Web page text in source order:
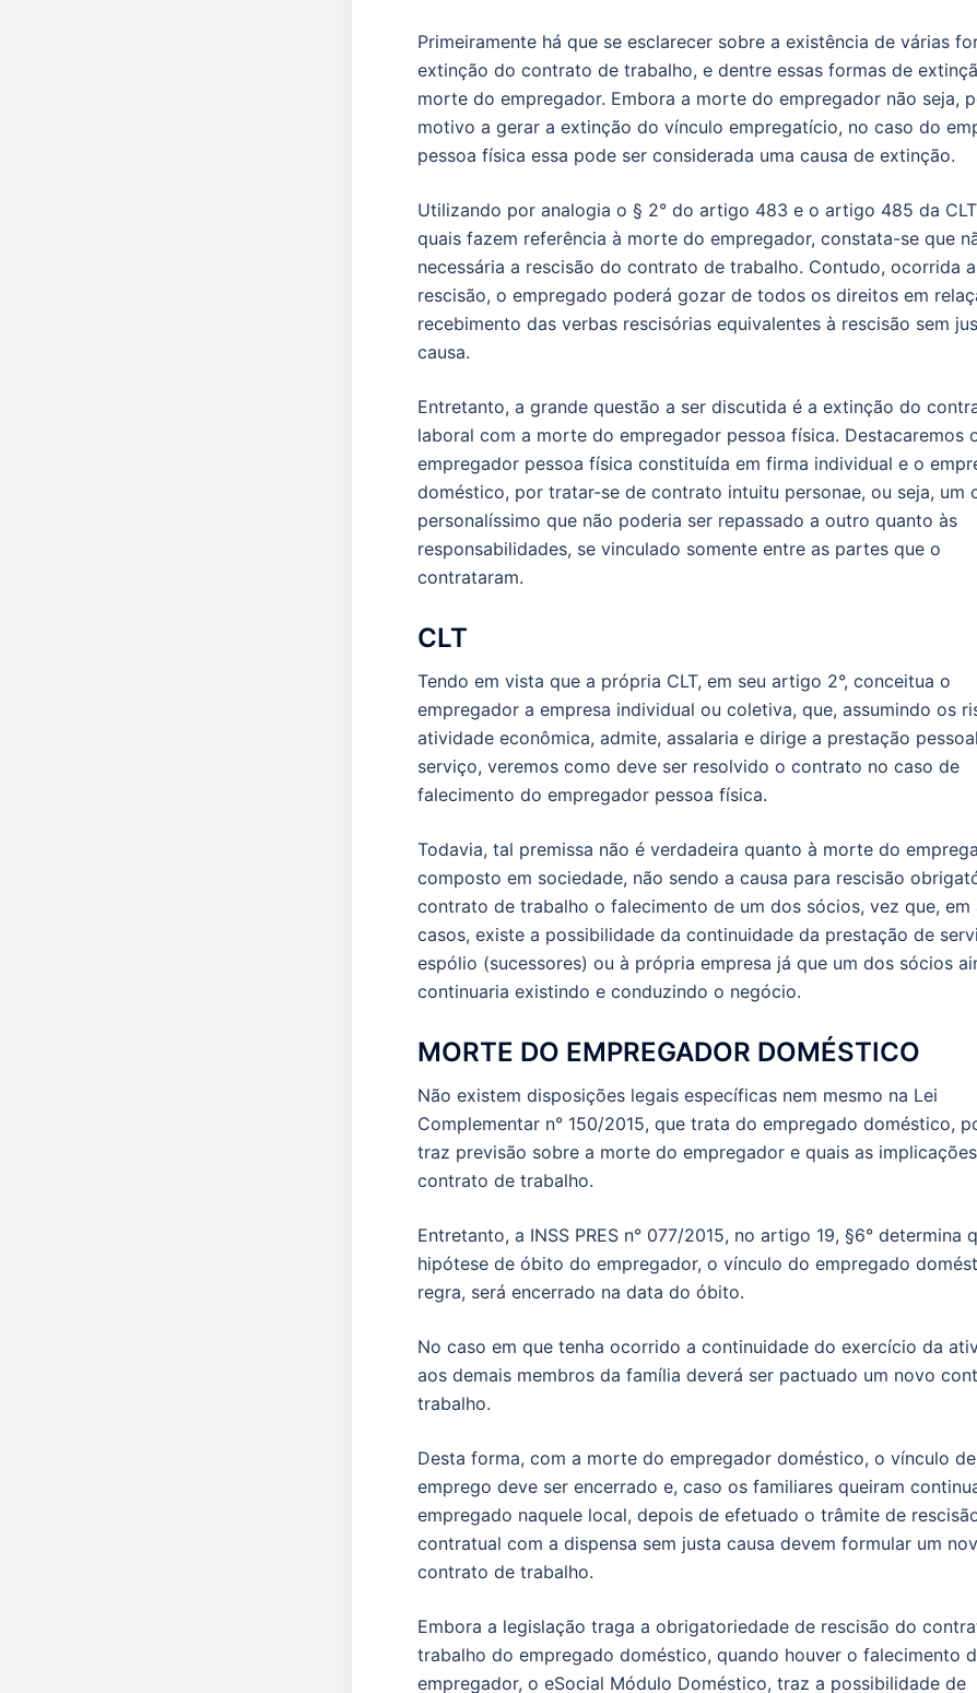
Primeiramente há que se esclarecer sobre a existência de várias
extinção do contrato de trabalho, e dentre essas formas de
morte do empregador. Embora a morte do empregador não seja,
motivo a gerar a extinção do vínculo empregatício, no caso do
pessoa física essa pode ser considerada uma causa de extinção.
Utilizando por analogia o § 2° do artigo 483 e o artigo 485 da
quais fazem referência à morte do empregador, constata-se que
necessária a rescisão do contrato de trabalho. Contudo, ocorrida a
rescisão, o empregado poderá gozar de todos os direitos em
recebimento das verbas rescisórias equivalentes à rescisão sem
causa.
Entretanto, a grande questão a ser discutida é a extinção do
laboral com a morte do empregador pessoa física. Destacaremos
empregador pessoa física constituída em firma individual e o
doméstico, por tratar-se de contrato intuitu personae, ou seja, um
personalíssimo que não poderia ser repassado a outro quanto às
responsabilidades, se vinculado somente entre as partes que o
contrataram.
CLT
Tendo em vista que a própria CLT, em seu artigo 2°, conceitua o
empregador a empresa individual ou coletiva, que, assumindo os
atividade econômica, admite, assalaria e dirige a prestação
serviço, veremos como deve ser resolvido o contrato no caso de
falecimento do empregador pessoa física.
Todavia, tal premissa não é verdadeira quanto à morte do
composto em sociedade, não sendo a causa para rescisão
contrato de trabalho o falecimento de um dos sócios, vez que, em
casos, existe a possibilidade da continuidade da prestação de
espólio (sucessores) ou à própria empresa já que um dos sócios
continuaria existindo e conduzindo o negócio.
MORTE DO EMPREGADOR DOMÉSTICO
Não existem disposições legais específicas nem mesmo na Lei
Complementar n° 150/2015, que trata do empregado doméstico,
traz previsão sobre a morte do empregador e quais as
contrato de trabalho.
Entretanto, a INSS PRES n° 077/2015, no artigo 19, §6° determina
hipótese de óbito do empregador, o vínculo do empregado
regra, será encerrado na data do óbito.
No caso em que tenha ocorrido a continuidade do exercício da
aos demais membros da família deverá ser pactuado um novo
trabalho.
Desta forma, com a morte do empregador doméstico, o vínculo de
emprego deve ser encerrado e, caso os familiares queiram
empregado naquele local, depois de efetuado o trâmite de
contratual com a dispensa sem justa causa devem formular um
contrato de trabalho.
Embora a legislação traga a obrigatoriedade de rescisão do
trabalho do empregado doméstico, quando houver o falecimento
empregador, o eSocial Módulo Doméstico, traz a possibilidade de